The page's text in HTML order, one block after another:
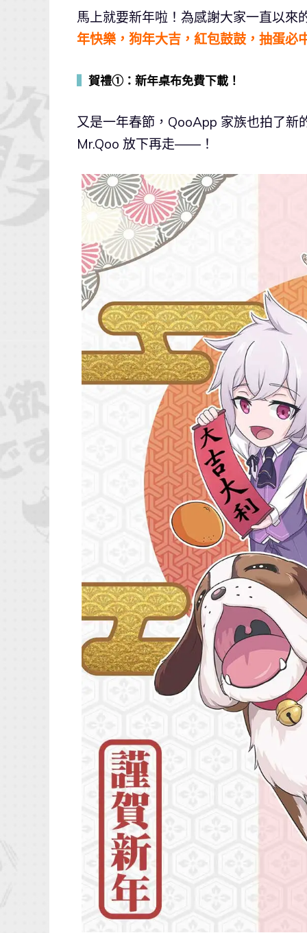
馬上就要新年啦！為感謝大家一直以
年快樂，狗年大吉，紅包鼓鼓，抽蛋必
賀禮①：新年桌布免費下載！
又是一年春節，QooApp 家族也拍了
Mr.Qoo 放下再走——！